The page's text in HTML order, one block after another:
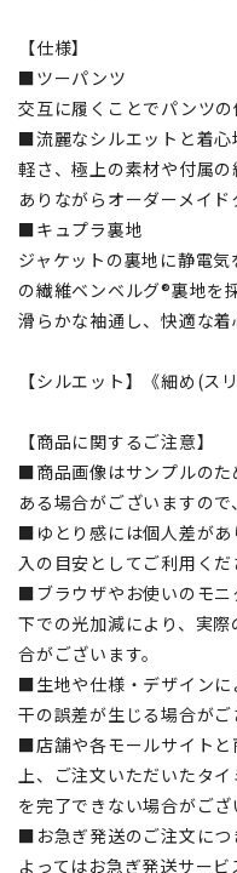
【仕様】
■ツーパンツ
交互に履くことでパンツの
■流麗なシルエットと着心
軽さ、極上の素材や付属
ありながらオーダーメイド
■キュプラ裏地
ジャケットの裏地に静電
の繊維ベンベルグ®裏地を
滑らかな袖通し、快適な着
【シルエット】《細め(
【商品に関するご注意】
■商品画像はサンプルの
ある場合がございますので
■ゆとり感には個人差があ
入の目安としてご利用くだ
■ブラウザやお使いのモ
下での光加減により、実
合がございます。
■生地や仕様・デザインに
干の誤差が生じる場合がご
■店舗や各モールサイト
上、ご注文いただいたタ
を完了できない場合がござ
■お急ぎ発送のご注文につ
よってはお急ぎ発送サー